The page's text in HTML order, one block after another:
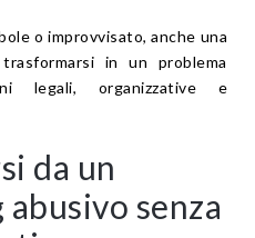
o improvvisato, anche una
in un problema
legali, organizzative e
da un
senza